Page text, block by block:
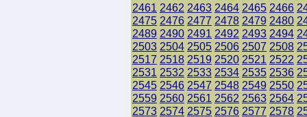
2461 2462 2463 2464 2465 2466
2475 2476 2477 2478 2479 2480
2489 2490 2491 2492 2493 2494
2503 2504 2505 2506 2507 2508
2517 2518 2519 2520 2521 2522
2531 2532 2533 2534 2535 2536
2545 2546 2547 2548 2549 2550
2559 2560 2561 2562 2563 2564
2573 2574 2575 2576 2577 2578